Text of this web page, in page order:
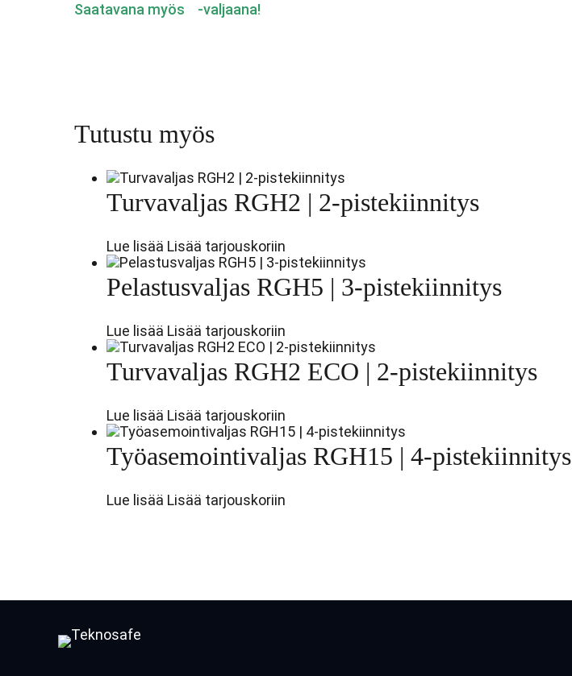
Saatavana myös -valjaana!
Tutustu myös
Turvavaljas RGH2 | 2-pistekiinnitys
Lue lisää Lisää tarjouskoriin
Pelastusvaljas RGH5 | 3-pistekiinnitys
Lue lisää Lisää tarjouskoriin
Turvavaljas RGH2 ECO | 2-pistekiinnitys
Lue lisää Lisää tarjouskoriin
Työasemointivaljas RGH15 | 4-pistekiinnitys
Lue lisää Lisää tarjouskoriin